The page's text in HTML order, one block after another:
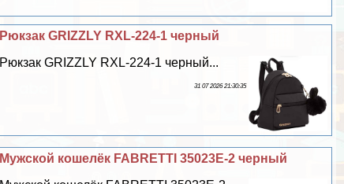
Рюкзак GRIZZLY RXL-224-1 черный
Рюкзак GRIZZLY RXL-224-1 черный...
31 07 2026 21:30:35
Мужской кошелёк FABRETTI 35023E-2 черный